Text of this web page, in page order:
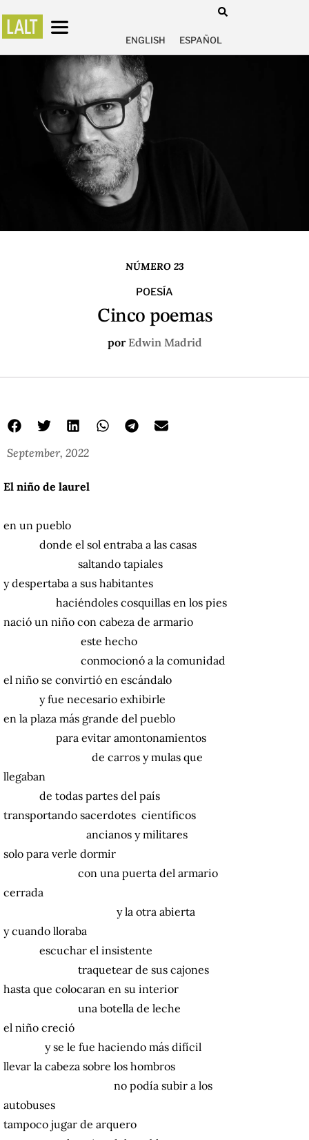
ENGLISH ESPAÑOL
NÚMERO 23
POESÍA
Cinco poemas
por Edwin Madrid
September, 2022
El niño de laurel
en un pueblo
donde el sol entraba a las casas
saltando tapiales
y despertaba a sus habitantes
haciéndoles cosquillas en los pies
nació un niño con cabeza de armario
este hecho
conmocionó a la comunidad
el niño se convirtió en escándalo
y fue necesario exhibirle
en la plaza más grande del pueblo
para evitar amontonamientos
de carros y mulas que
llegaban
de todas partes del país
transportando sacerdotes científicos
ancianos y militares
solo para verle dormir
con una puerta del armario
cerrada
y la otra abierta
y cuando lloraba
escuchar el insistente
traquetear de sus cajones
hasta que colocaran en su interior
una botella de leche
el niño creció
y se le fue haciendo más difícil
llevar la cabeza sobre los hombros
no podía subir a los
autobuses
tampoco jugar de arquero